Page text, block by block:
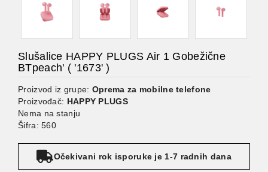
Slušalice HAPPY PLUGS Air 1 Gobežične
BTpeach' ( '1673' )
Proizvod iz grupe: Oprema za mobilne telefone
Proizvođač: HAPPY PLUGS
Nema na stanju
Šifra: 560
Očekivani rok isporuke je 1-7 radnih dana